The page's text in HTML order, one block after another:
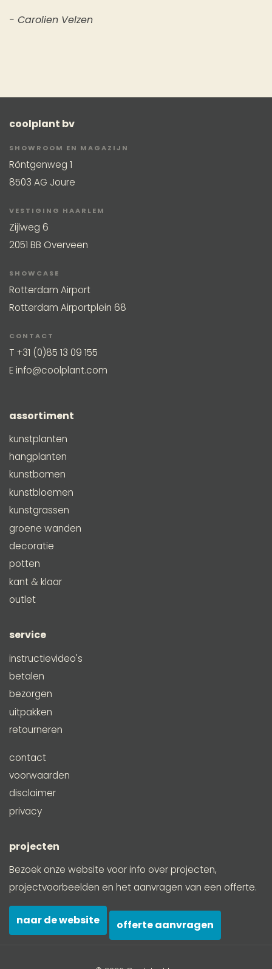
- Carolien Velzen
coolplant bv
SHOWROOM EN MAGAZIJN
Röntgenweg 1
8503 AG Joure
VESTIGING HAARLEM
Zijlweg 6
2051 BB Overveen
SHOWCASE
Rotterdam Airport
Rotterdam Airportplein 68
CONTACT
T +31 (0)85 13 09 155
Einfo@coolplant.com
assortiment
kunstplanten
hangplanten
kunstbomen
kunstbloemen
kunstgrassen
groene wanden
decoratie
potten
kant & klaar
outlet
service
instructievideo's
betalen
bezorgen
uitpakken
retourneren
contact
voorwaarden
disclaimer
privacy
projecten
Bezoek onze website voor info over projecten,
projectvoorbeelden en het aanvragen van een offerte.
naar de website offerte aanvragen